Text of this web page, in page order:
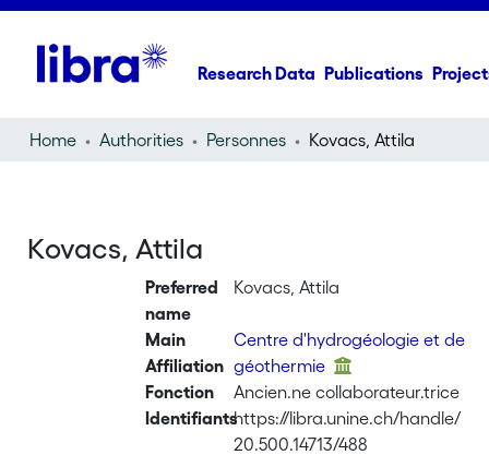
Research Data Publications
Home Authorities Personnes Kovacs, Attila
Kovacs, Attila
Preferred
name
Kovacs, Attila
Main
Affiliation
Centre d'hydrogéologie et de
géothermie
Fonction
Ancien.ne collaborateur.trice
Identifiantshttps://libra.unine.ch/handle/
20.500.14713/488